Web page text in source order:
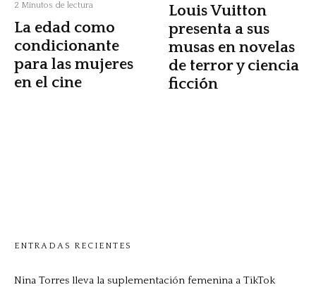
2 Minutos de lectura
La edad como
condicionante
para las mujeres
en el cine
Louis Vuitton
presenta a sus
musas en novelas
de terror y ciencia
ficción
ENTRADAS RECIENTES
Nina Torres lleva la suplementación femenina a TikTok